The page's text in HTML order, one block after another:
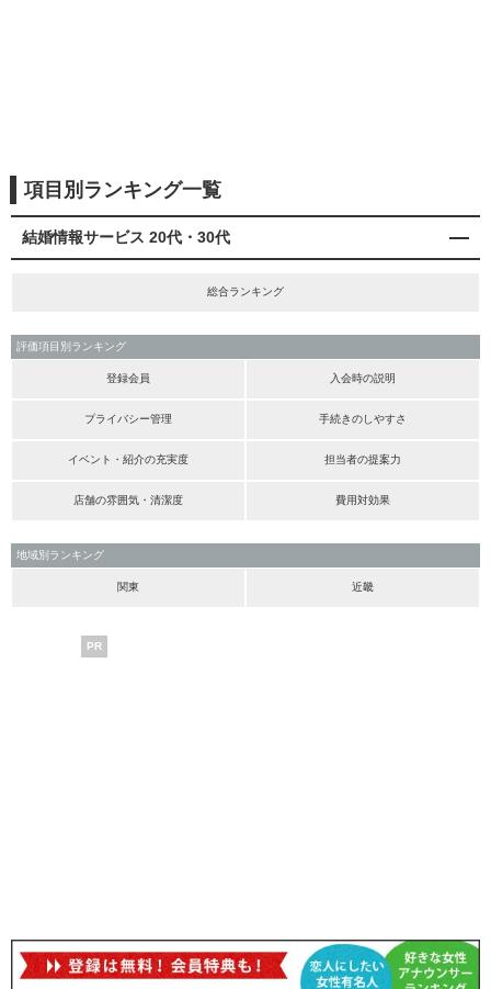
項目別ランキング一覧
結婚情報サービス 20代・30代
総合ランキング
評価項目別ランキング
登録会員 入会時の説明
プライバシー管理 手続きのしやすさ
イベント・紹介の充実度 担当者の提案力
店舗の雰囲気・清潔度 費用対効果
地域別ランキング
関東 近畿
PR